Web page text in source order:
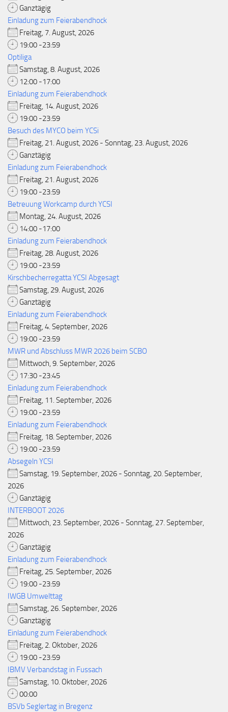
Ganztägig
Einladung zum Feierabendhock
Freitag, 7. August, 2026
19:00 -23:59
Optiliga
Samstag, 8. August, 2026
12:00 -17:00
Einladung zum Feierabendhock
Freitag, 14. August, 2026
19:00 -23:59
Besuch des MYCO beim YCSi
Freitag, 21. August, 2026 - Sonntag, 23. August, 2026
Ganztägig
Einladung zum Feierabendhock
Freitag, 21. August, 2026
19:00 -23:59
Betreuung Workcamp durch YCSI
Montag, 24. August, 2026
14:00 -17:00
Einladung zum Feierabendhock
Freitag, 28. August, 2026
19:00 -23:59
Kirschbecherregatta YCSI Abgesagt
Samstag, 29. August, 2026
Ganztägig
Einladung zum Feierabendhock
Freitag, 4. September, 2026
19:00 -23:59
MWR und Abschluss MWR 2026 beim SCBO
Mittwoch, 9. September, 2026
17:30 -23:45
Einladung zum Feierabendhock
Freitag, 11. September, 2026
19:00 -23:59
Einladung zum Feierabendhock
Freitag, 18. September, 2026
19:00 -23:59
Absegeln YCSI
Samstag, 19. September, 2026 - Sonntag, 20. September,
2026
Ganztägig
INTERBOOT 2026
Mittwoch, 23. September, 2026 - Sonntag, 27. September,
2026
Ganztägig
Einladung zum Feierabendhock
Freitag, 25. September, 2026
19:00 -23:59
IWGB Umwelttag
Samstag, 26. September, 2026
Ganztägig
Einladung zum Feierabendhock
Freitag, 2. Oktober, 2026
19:00 -23:59
IBMV Verbandstag in Fussach
Samstag, 10. Oktober, 2026
00:00
BSVb Seglertag in Bregenz